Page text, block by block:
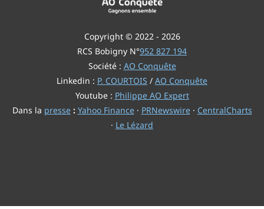
Copyright © 2022 - 2026
RCS Bobigny N°952 827 194
Société : AO Conquête
Linkedin : P. COURTOIS / AO Conquête
Youtube : Philippe AO Expert
Dans la presse: Yahoo Finance· PRNewswire· CentralCharts
· Le Lézard